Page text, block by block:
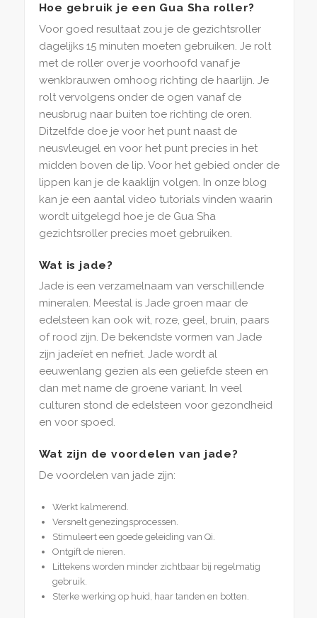
Hoe gebruik je een Gua Sha roller?
Voor goed resultaat zou je de gezichtsroller
dagelijks 15 minuten moeten gebruiken. Je rolt
met de roller over je voorhoofd vanaf je
wenkbrauwen omhoog richting de haarlijn. Je
rolt vervolgens onder de ogen vanaf de
neusbrug naar buiten toe richting de oren.
Ditzelfde doe je voor het punt naast de
neusvleugel en voor het punt precies in het
midden boven de lip. Voor het gebied onder de
lippen kan je de kaaklijn volgen. In onze blog
kan je een aantal video tutorials vinden waarin
wordt uitgelegd hoe je de Gua Sha
gezichtsroller precies moet gebruiken.
Wat is jade?
Jade is een verzamelnaam van verschillende
mineralen. Meestal is Jade groen maar de
edelsteen kan ook wit, roze, geel, bruin, paars
of rood zijn. De bekendste vormen van Jade
zijn jadeïet en nefriet. Jade wordt al
eeuwenlang gezien als een geliefde steen en
dan met name de groene variant. In veel
culturen stond de edelsteen voor gezondheid
en voor spoed.
Wat zijn de voordelen van jade?
De voordelen van jade zijn:
Werkt kalmerend.
Versnelt genezingsprocessen.
Stimuleert een goede geleiding van Qi.
Ontgift de nieren.
Littekens worden minder zichtbaar bij regelmatig
gebruik.
Sterke werking op huid, haar tanden en botten.